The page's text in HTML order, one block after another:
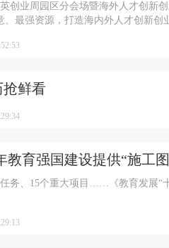
创业周园区分会场暨海外人才创新
、最强资源，打造海内外人才创新创
抢鲜看
教育强国建设提供“施工
务、15个重大项目……《教育发展“